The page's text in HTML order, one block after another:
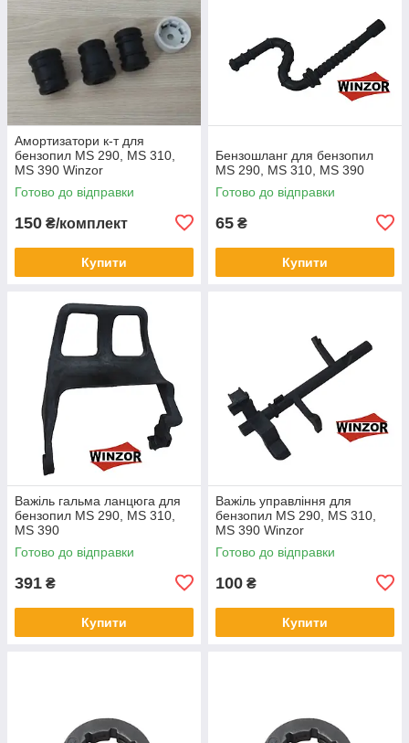
Амортизатори к-т для
бензопил MS 290, MS 310,
MS 390 Winzor
Готово до відправки
150 ₴/комплект
Купити
Бензошланг для бензопил
MS 290, MS 310, MS 390
Готово до відправки
65 ₴
Купити
Важіль гальма ланцюга для
бензопил MS 290, MS 310,
MS 390
Готово до відправки
391 ₴
Купити
Важіль управління для
бензопил MS 290, MS 310,
MS 390 Winzor
Готово до відправки
100 ₴
Купити